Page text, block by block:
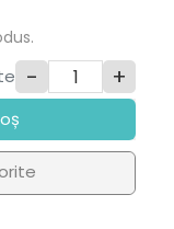
- +